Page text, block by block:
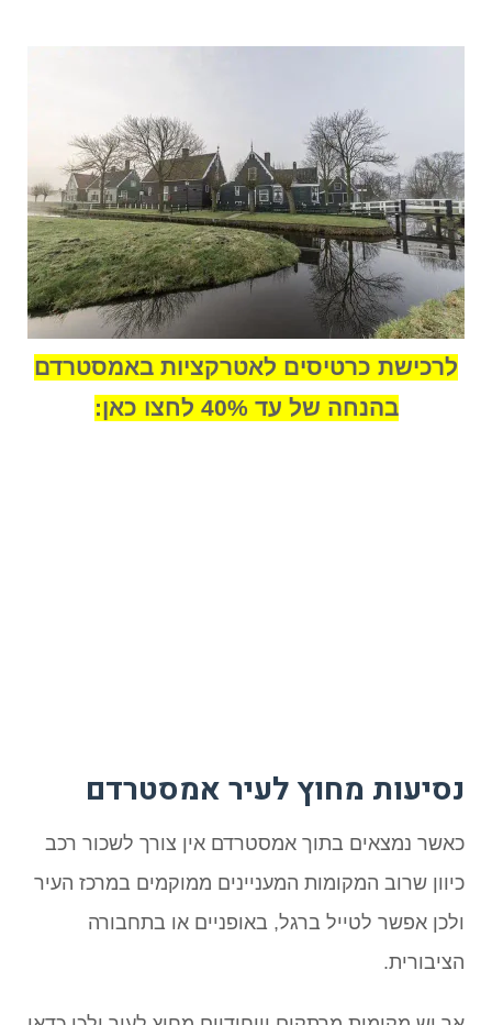
לרכישת כרטיסים לאטרקציות באמסטרדם
בהנחה של עד 40% לחצו כאן:
נסיעות מחוץ לעיר אמסטרדם
כאשר נמצאים בתוך אמסטרדם אין צורך לשכור רכב
כיוון שרוב המקומות המעניינים ממוקמים במרכז העיר
ולכן אפשר לטייל ברגל, באופניים או בתחבורה
הציבורית.